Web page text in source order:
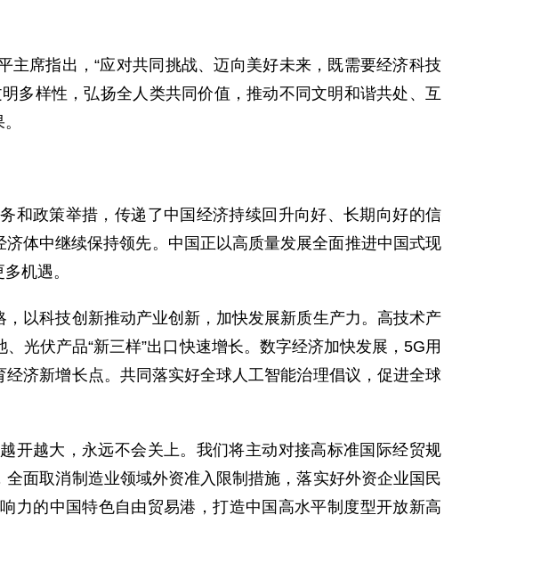
席指出，“应对共同挑战、迈向美好未来，既需要经济科技
多样性，弘扬全人类共同价值，推动不同文明和谐共处、互
和政策举措，传递了中国经济持续回升向好、长期向好的信
体中继续保持领先。中国正以高质量发展全面推进中国式现
机遇。
以科技创新推动产业创新，加快发展新质生产力。高技术产
光伏产品“新三样”出口快速增长。数字经济加快发展，5G用
济新增长点。共同落实好全球人工智能治理倡议，促进全球
开越大，永远不会关上。我们将主动对接高标准国际经贸规
面取消制造业领域外资准入限制措施，落实好外资企业国民
力的中国特色自由贸易港，打造中国高水平制度型开放新高